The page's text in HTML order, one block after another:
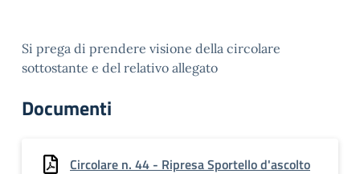
Si prega di prendere visione della circolare
sottostante e del relativo allegato
Documenti
Circolare n. 44 - Ripresa Sportello d'ascolto